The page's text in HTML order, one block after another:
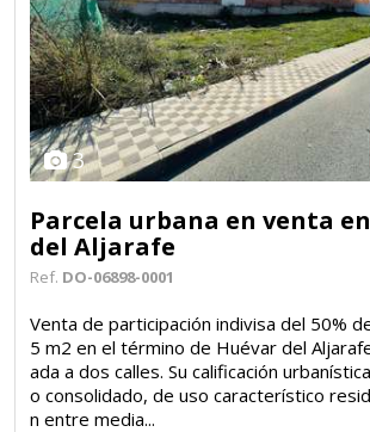
3
Parcela urbana en venta
del Aljarafe
Ref. DO-06898-0001
Venta de participación indivisa del 50%
5 m2 en el término de Huévar del
ada a dos calles. Su calificación
o consolidado, de uso característico
n entre media...